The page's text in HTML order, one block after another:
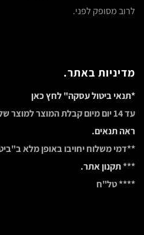
לרוב מסופק לפני.
מדיניות באתר.
*תנאי ביטול עסקה" לחץ כאן
עד 14 יום מיום קבלת המוצר למוצר שלא נפתח מאריזתו המקורית
ראה תנאים.
**דמי משלוח יחויבו באופן מלא
***תקנון אתר.
**** טל"ח